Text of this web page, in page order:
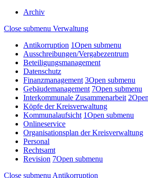
Archiv
Close submenu Verwaltung
Antikorruption 1Open submenu
Ausschreibungen/Vergabezentrum
Beteiligungsmanagement
Datenschutz
Finanzmanagement 3Open submenu
Gebäudemanagement 7Open submenu
Interkommunale Zusammenarbeit 2
Köpfe der Kreisverwaltung
Kommunalaufsicht 1Open submenu
Onlineservice
Organisationsplan der Kreisverwaltung
Personal
Rechtsamt
Revision 7Open submenu
Close submenu Antikorruption